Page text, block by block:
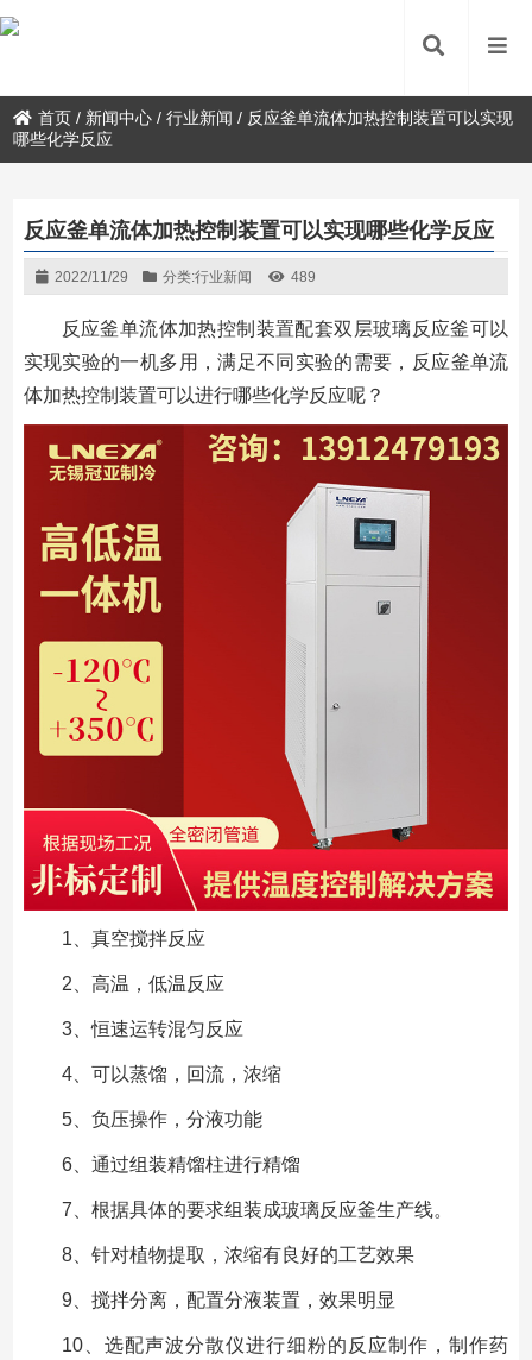
首页 / 新闻中心 /行业新闻 / 反应釜单流体加热控制装置可以实现
哪些化学反应
反应釜单流体加热控制装置可以实现哪些化学反应
2022/11/29 分类:行业新闻 489
反应釜单流体加热控制装置配套双层玻璃反应釜可以
实现实验的一机多用，满足不同实验的需要，反应釜单流
体加热控制装置可以进行哪些化学反应呢？
1、真空搅拌反应
2、高温，低温反应
3、恒速运转混匀反应
4、可以蒸馏，回流，浓缩
5、负压操作，分液功能
6、通过组装精馏柱进行精馏
7、根据具体的要求组装成玻璃反应釜生产线。
8、针对植物提取，浓缩有良好的工艺效果
9、搅拌分离，配置分液装置，效果明显
10、选配声波分散仪进行细粉的反应制作，制作药